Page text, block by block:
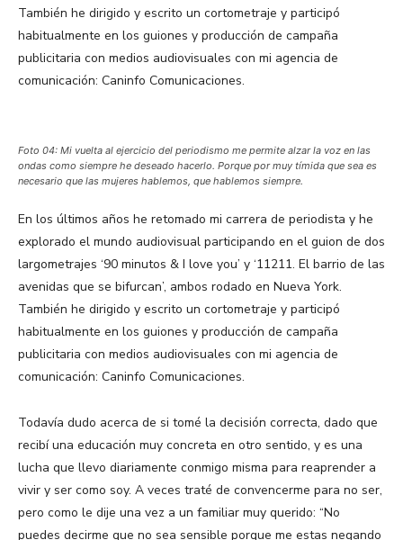
También he dirigido y escrito un cortometraje y participó
habitualmente en los guiones y producción de campaña
publicitaria con medios audiovisuales con mi agencia de
comunicación: Caninfo Comunicaciones.
Foto 04: Mi vuelta al ejercicio del periodismo me permite alzar la voz en las
ondas como siempre he deseado hacerlo. Porque por muy tímida que sea es
necesario que las mujeres hablemos, que hablemos siempre.
En los últimos años he retomado mi carrera de periodista y he
explorado el mundo audiovisual participando en el guion de dos
largometrajes ‘90 minutos & I love you’ y ‘11211. El barrio de las
avenidas que se bifurcan’, ambos rodado en Nueva York.
También he dirigido y escrito un cortometraje y participó
habitualmente en los guiones y producción de campaña
publicitaria con medios audiovisuales con mi agencia de
comunicación: Caninfo Comunicaciones.
Todavía dudo acerca de si tomé la decisión correcta, dado que
recibí una educación muy concreta en otro sentido, y es una
lucha que llevo diariamente conmigo misma para reaprender a
vivir y ser como soy. A veces traté de convencerme para no ser,
pero como le dije una vez a un familiar muy querido: “No
puedes decirme que no sea sensible porque me estas negando